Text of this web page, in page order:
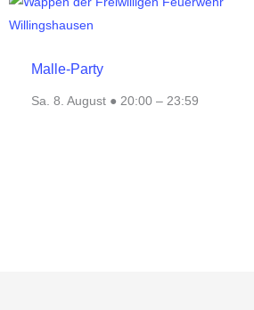
Malle-Party
Sa. 8. August ● 20:00– 23:59